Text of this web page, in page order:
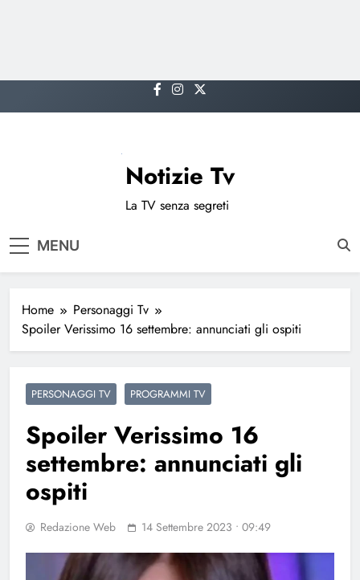
to
Notizie Tv
La TV senza segreti
MENU
Home
Personaggi Tv
Spoiler Verissimo 16 settembre: annunciati gli ospiti
PERSONAGGI TV PROGRAMMI TV
Spoiler Verissimo 16
settembre: annunciati gli
ospiti
Redazione Web 14 Settembre 2023 • 09:49